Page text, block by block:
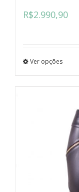
R$2.990,90
Ver opções